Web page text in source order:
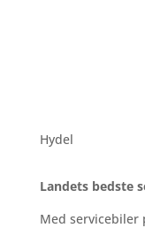
Hydel
Landets bedste
Med servicebiler